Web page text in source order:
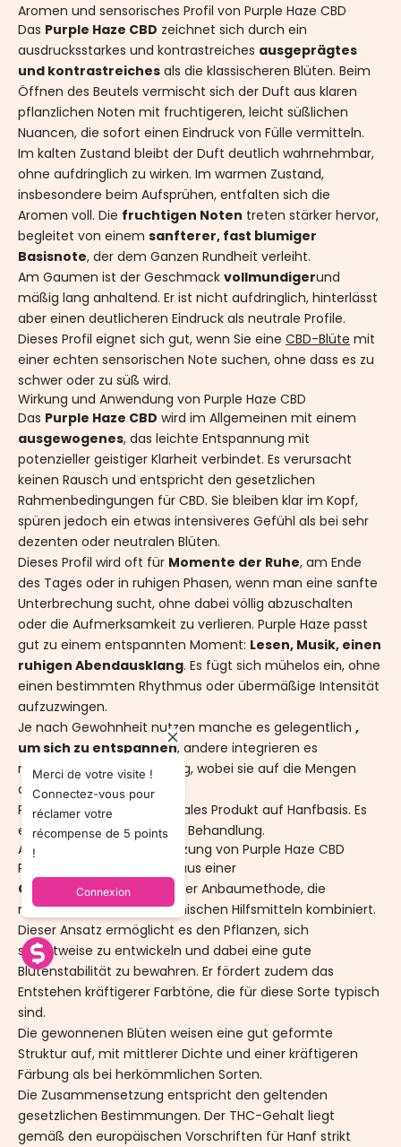
Aromen und sensorisches Profil von Purple Haze CBD
Das Purple Haze CBD zeichnet sich durch ein
ausdrucksstarkes und kontrastreiches ausgeprägtes
und kontrastreiches als die klassischeren Blüten. Beim
Öffnen des Beutels vermischt sich der Duft aus klaren
pflanzlichen Noten mit fruchtigeren, leicht süßlichen
Nuancen, die sofort einen Eindruck von Fülle vermitteln.
Im kalten Zustand bleibt der Duft deutlich wahrnehmbar,
ohne aufdringlich zu wirken. Im warmen Zustand,
insbesondere beim Aufsprühen, entfalten sich die
Aromen voll. Die fruchtigen Noten treten stärker hervor,
begleitet von einem sanfterer, fast blumiger
Basisnote, der dem Ganzen Rundheit verleiht.
Am Gaumen ist der Geschmack vollmundigerund
mäßig lang anhaltend. Er ist nicht aufdringlich, hinterlässt
aber einen deutlicheren Eindruck als neutrale Profile.
Dieses Profil eignet sich gut, wenn Sie eine CBD-Blüte mit
einer echten sensorischen Note suchen, ohne dass es zu
schwer oder zu süß wird.
Wirkung und Anwendung von Purple Haze CBD
Das Purple Haze CBD wird im Allgemeinen mit einem
ausgewogenes, das leichte Entspannung mit
potenzieller geistiger Klarheit verbindet. Es verursacht
keinen Rausch und entspricht den gesetzlichen
Rahmenbedingungen für CBD. Sie bleiben klar im Kopf,
spüren jedoch ein etwas intensiveres Gefühl als bei sehr
dezenten oder neutralen Blüten.
Dieses Profil wird oft für Momente der Ruhe, am Ende
des Tages oder in ruhigen Phasen, wenn man eine sanfte
Unterbrechung sucht, ohne dabei völlig abzuschalten
oder die Aufmerksamkeit zu verlieren. Purple Haze passt
gut zu einem entspannten Moment: Lesen, Musik, einen
ruhigen Abendausklang. Es fügt sich mühelos ein, ohne
einen bestimmten Rhythmus oder übermäßige Intensität
aufzuzwingen.
Je nach Gewohnheit nutzen manche es gelegentlich ,
um sich zu entspannen, andere integrieren es
regelmäßiger in ihren Alltag, wobei sie auf die Mengen
achten.
Purple Haze CBD ist ein legales Produkt auf Hanfbasis. Es
ersetzt keine medizinische Behandlung.
Anbau und Zusammensetzung von Purple Haze CBD
Purple Haze CBD stammt aus einer
Gewächshausanbau
, einer Anbaumethode, die
natürliches Licht mit technischen Hilfsmitteln kombiniert.
Dieser Ansatz ermöglicht es den Pflanzen, sich
schrittweise zu entwickeln und dabei eine gute
Blütenstabilität zu bewahren. Er fördert zudem das
Entstehen kräftigerer Farbtöne, die für diese Sorte typisch
sind.
Die gewonnenen Blüten weisen eine gut geformte
Struktur auf, mit mittlerer Dichte und einer kräftigeren
Färbung als bei herkömmlichen Sorten.
Die Zusammensetzung entspricht den geltenden
gesetzlichen Bestimmungen. Der THC-Gehalt liegt
gemäß den europäischen Vorschriften für Hanf strikt
Merci de votre visite !
Connectez-vous pour
réclamer votre
récompense de 5 points
!
Connexion